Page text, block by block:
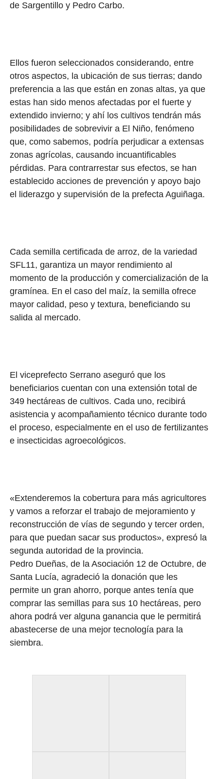
de Sargentillo y Pedro Carbo.
Ellos fueron seleccionados considerando, entre
otros aspectos, la ubicación de sus tierras; dando
preferencia a las que están en zonas altas, ya que
estas han sido menos afectadas por el fuerte y
extendido invierno; y ahí los cultivos tendrán más
posibilidades de sobrevivir a El Niño, fenómeno
que, como sabemos, podría perjudicar a extensas
zonas agrícolas, causando incuantificables
pérdidas. Para contrarrestar sus efectos, se han
establecido acciones de prevención y apoyo bajo
el liderazgo y supervisión de la prefecta Aguiñaga.
Cada semilla certificada de arroz, de la variedad
SFL11, garantiza un mayor rendimiento al
momento de la producción y comercialización de la
gramínea. En el caso del maíz, la semilla ofrece
mayor calidad, peso y textura, beneficiando su
salida al mercado.
El viceprefecto Serrano aseguró que los
beneficiarios cuentan con una extensión total de
349 hectáreas de cultivos. Cada uno, recibirá
asistencia y acompañamiento técnico durante todo
el proceso, especialmente en el uso de fertilizantes
e insecticidas agroecológicos.
«Extenderemos la cobertura para más agricultores
y vamos a reforzar el trabajo de mejoramiento y
reconstrucción de vías de segundo y tercer orden,
para que puedan sacar sus productos», expresó la
segunda autoridad de la provincia.
Pedro Dueñas, de la Asociación 12 de Octubre, de
Santa Lucía, agradeció la donación que les
permite un gran ahorro, porque antes tenía que
comprar las semillas para sus 10 hectáreas, pero
ahora podrá ver alguna ganancia que le permitirá
abastecerse de una mejor tecnología para la
siembra.